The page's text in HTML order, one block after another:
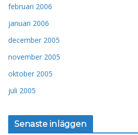
februari 2006
januari 2006
december 2005
november 2005
oktober 2005
juli 2005
Senaste inläggen